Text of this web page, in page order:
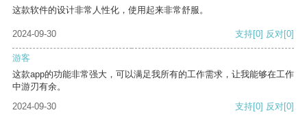
这款软件的设计非常人性化，使用起来非常舒服。
2024-09-30 支持[0] 反对[0]
游客
这款app的功能非常强大，可以满足我所有的工作需求，让我能够在工作
中游刃有余。
2024-09-30
支持[0] 反对[0]